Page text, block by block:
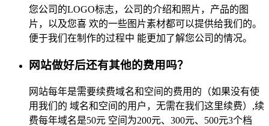
您公司的LOGO标志，公司的介绍和照片，产品的图
片，以及您喜 欢的一些图片素材都可以提供给我们的。
便于我们在制作的过程中 能更加了解您公司的情况。
网站做好后还有其他的费用吗？
网站每年是需要续费域名和空间的费用的（如果没有使
用我们的 域名和空间的用户，无需在我们这里续费）,续
费每年域名是50元 空间为200元、300元、500元3个档